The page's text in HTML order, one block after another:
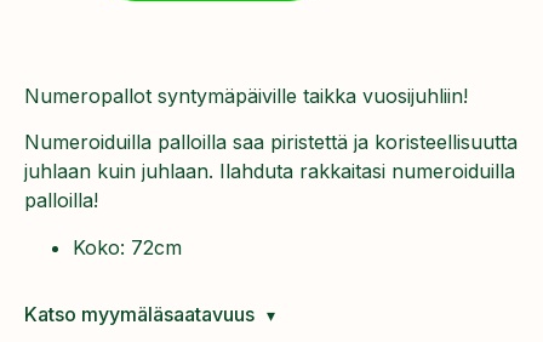
Numeropallot syntymäpäiville taikka vuosijuhliin!
Numeroiduilla palloilla saa piristettä ja koristeellisuutta
juhlaan kuin juhlaan. Ilahduta rakkaitasi numeroiduilla
palloilla!
Koko: 72cm
Katso myymäläsaatavuus